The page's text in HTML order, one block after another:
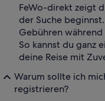
FeWo-direkt zeigt
der Suche
Gebühren
So kannst du ganz
deine Reise mit
Warum sollte ich
registrieren?